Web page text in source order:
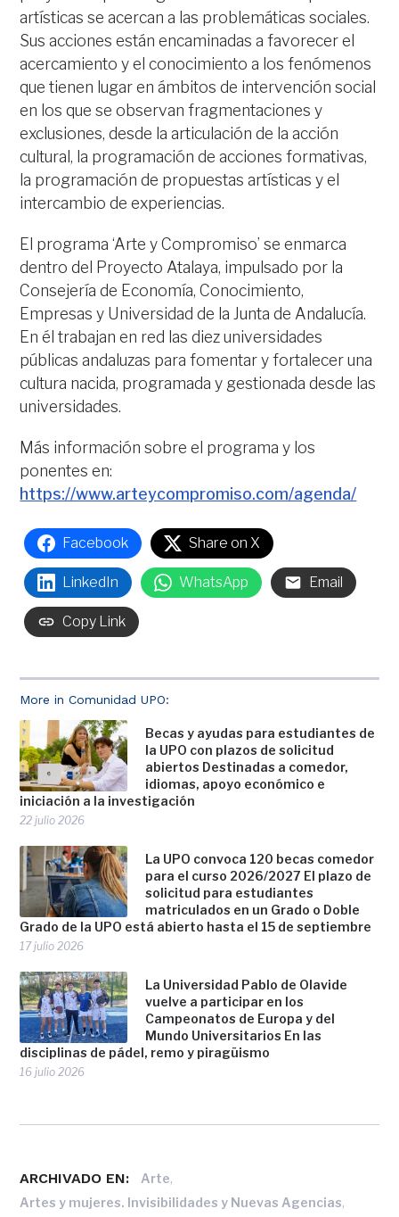
More in Comunidad UPO:
Becas y ayudas para estudiantes de
la UPO con plazos de solicitud
abiertos Destinadas a comedor,
idiomas, apoyo económico e
iniciación a la investigación
22 julio 2026
La UPO convoca 120 becas comedor
para el curso 2026/2027 El plazo de
solicitud para estudiantes
matriculados en un Grado o Doble
Grado de la UPO está abierto hasta el 15 de septiembre
17 julio 2026
La Universidad Pablo de Olavide
vuelve a participar en los
Campeonatos de Europa y del
Mundo Universitarios En las
disciplinas de pádel, remo y piragüismo
16 julio 2026
artísticas se acercan a las problemáticas sociales.
Sus acciones están encaminadas a favorecer el
acercamiento y el conocimiento a los fenómenos
que tienen lugar en ámbitos de intervención social
en los que se observan fragmentaciones y
exclusiones, desde la articulación de la acción
cultural, la programación de acciones formativas,
la programación de propuestas artísticas y el
intercambio de experiencias.
El programa ‘Arte y Compromiso’ se enmarca
dentro del Proyecto Atalaya, impulsado por la
Consejería de Economía, Conocimiento,
Empresas y Universidad de la Junta de Andalucía.
En él trabajan en red las diez universidades
públicas andaluzas para fomentar y fortalecer una
cultura nacida, programada y gestionada desde las
universidades.
Más información sobre el programa y los
ponentes en:
https://www.arteycompromiso.com/agenda/
Facebook Share on X
LinkedIn WhatsApp Email
Copy Link
ARCHIVADO EN: Arte,
Artes y mujeres. Invisibilidades y Nuevas Agencias,